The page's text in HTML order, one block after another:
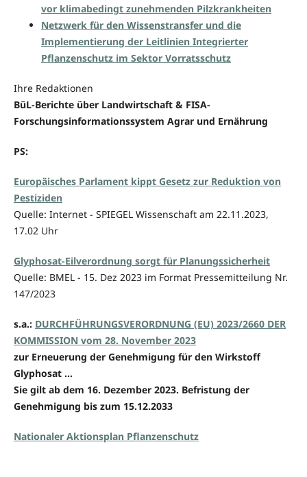
vor klimabedingt zunehmenden Pilzkrankheiten
Netzwerk für den Wissenstransfer und die
Implementierung der Leitlinien Integrierter
Pflanzenschutz im Sektor Vorratsschutz
Ihre Redaktionen
BüL-Berichte über Landwirtschaft & FISA-
Forschungsinformationssystem Agrar und Ernährung
PS:
Europäisches Parlament kippt Gesetz zur Reduktion von
Pestiziden
Quelle: Internet - SPIEGEL Wissenschaft am 22.11.2023,
17.02 Uhr
Glyphosat-Eilverordnung sorgt für Planungssicherheit
Quelle: BMEL - 15. Dez 2023 im Format Pressemitteilung Nr.
147/2023
s.a.: DURCHFÜHRUNGSVERORDNUNG (EU) 2023/2660 DER
KOMMISSION vom 28. November 2023
zur Erneuerung der Genehmigung für den Wirkstoff
Glyphosat ...
Sie gilt ab dem 16. Dezember 2023. Befristung der
Genehmigung bis zum 15.12.2033
Nationaler Aktionsplan Pflanzenschutz